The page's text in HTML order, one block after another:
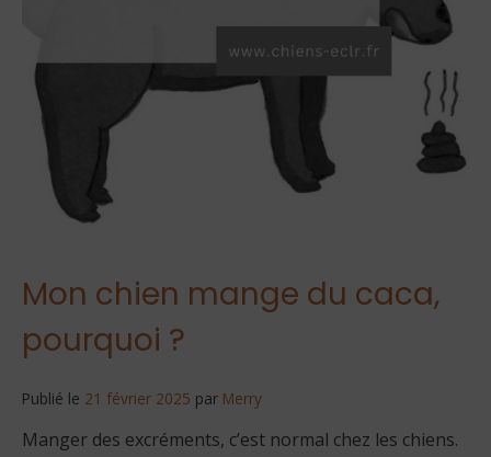
Mon chien mange du caca,
pourquoi ?
Publié le 21 février 2025 par Merry
Manger des excréments, c’est normal chez les chiens.